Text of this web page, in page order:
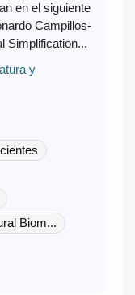
en el siguiente
Campillos-
Simplification...
y
Biom...